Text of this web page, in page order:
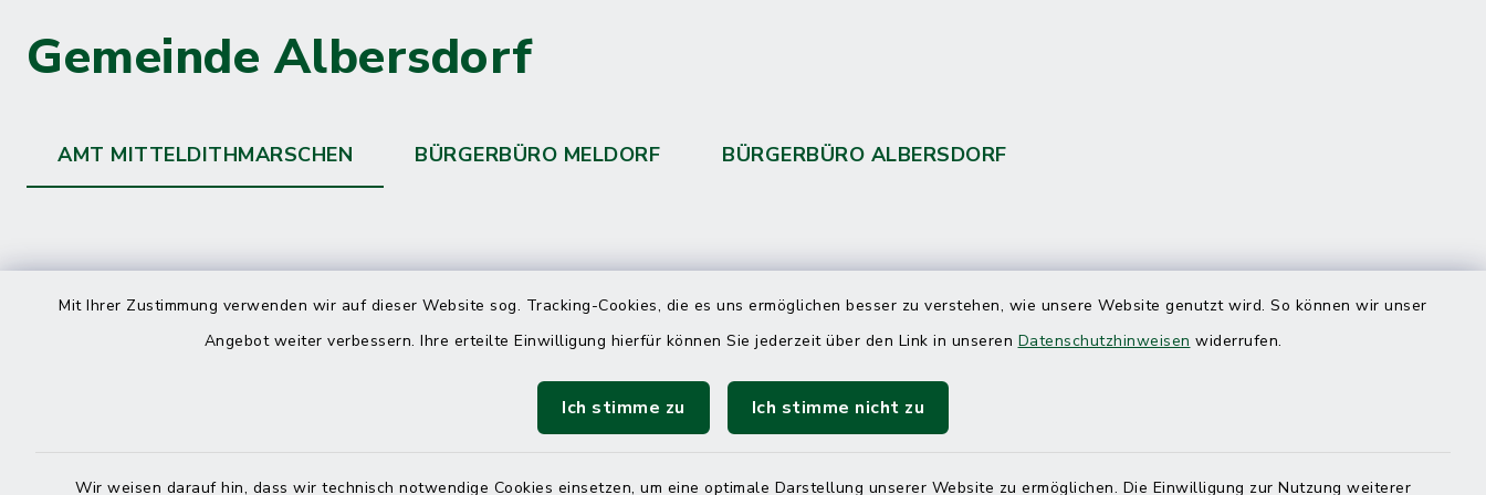
Mit Ihrer Zustimmung verwenden wir auf dieser Website sog. Tracking-Cookies, die es uns ermöglichen besser zu verstehen, wie unsere Website genutzt wird. So können wir unser
Angebot weiter verbessern. Ihre erteilte Einwilligung hierfür können Sie jederzeit über den Link in unseren Datenschutzhinweisen widerrufen.
Ich stimme zu Ich stimme nicht zu
Wir weisen darauf hin, dass wir technisch notwendige Cookies einsetzen, um eine optimale Darstellung unserer Website zu ermöglichen. Die Einwilligung zur Nutzung weiterer
Gemeinde Albersdorf
AMT MITTELDITHMARSCHEN BÜRGERBÜRO MELDORF BÜRGERBÜRO ALBERSDORF
Kontakt
direkte telefonische Erreichbarkeit per
Durchwahl
Montag - Donnerstag
08:00 Uhr – 12:00 Uhr
14:00 Uhr – 16:00 Uhr
Freitag
08:00 Uhr – 12:00 Uhr